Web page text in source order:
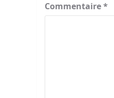
Commentaire*